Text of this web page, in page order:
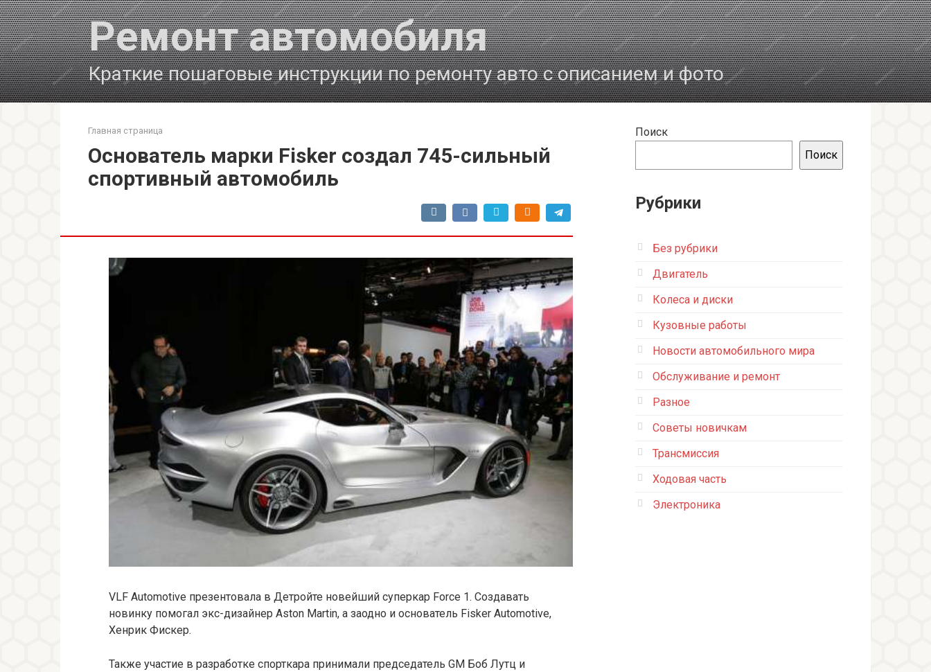
Перейти
к
контенту
Ремонт автомобиля
Краткие пошаговые инструкции по ремонту авто с описанием и фото
Главная страница
Основатель марки Fisker создал 745-сильный
спортивный автомобиль
VLF Automotive презентовала в Детройте новейший суперкар Force 1. Создавать
новинку помогал экс-дизайнер Aston Martin, а заодно и основатель Fisker Automotive,
Хенрик Фискер.
Также участие в разработке спорткара принимали председатель GM Боб Лутц и
Поиск
Поиск
Рубрики
Без рубрики
Двигатель
Колеса и диски
Кузовные работы
Новости автомобильного мира
Обслуживание и ремонт
Разное
Советы новичкам
Трансмиссия
Ходовая часть
Электроника